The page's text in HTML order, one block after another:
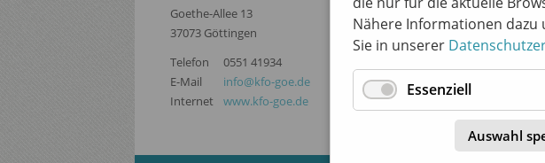
Goethe-Allee 13
37073 Göttingen
Telefon
0551 41934
E-Mail
info@kfo-goe.de
Internet
www.kfo-goe.de
Nähere Informationen dazu
Sie in unserer
Essenziell
Auswahl